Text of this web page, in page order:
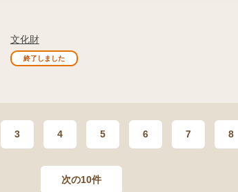
文化財
終了しました
3 4 5 6 7 8
次の10件